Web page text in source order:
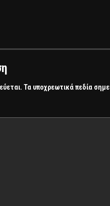
Τα υποχρεωτικά πεδία